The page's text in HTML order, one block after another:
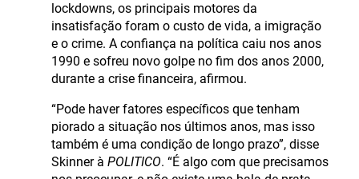
lockdowns, os principais motores da
insatisfação foram o custo de vida, a imigração
e o crime. A confiança na política caiu nos anos
1990 e sofreu novo golpe no fim dos anos 2000,
durante a crise financeira, afirmou.
“Pode haver fatores específicos que tenham
piorado a situação nos últimos anos, mas isso
também é uma condição de longo prazo”, disse
Skinner à POLITICO. “É algo com que precisamos